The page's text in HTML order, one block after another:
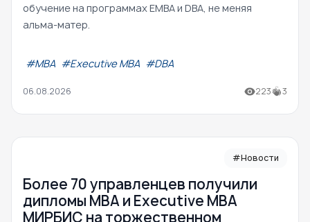
обучение на программах EMBA и DBA, не меняя
альма-матер.
#МВА #Executive MBA #DBA
06.08.2026 223 3
#Новости
Более 70 управленцев получили
дипломы MBA и Executive MBA
МИРБИС на торжественном